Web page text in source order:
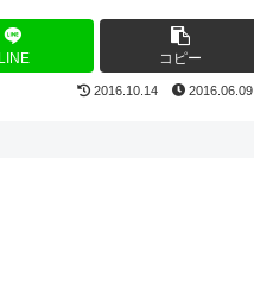
LINE コピー
2016.10.14 2016.06.09